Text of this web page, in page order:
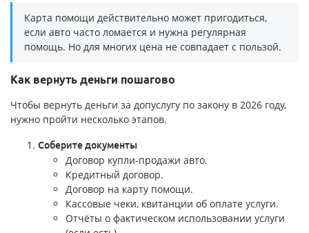
Карта помощи действительно может пригодиться,
если авто часто ломается и нужна регулярная
помощь. Но для многих цена не совпадает с пользой.
Как вернуть деньги пошагово
Чтобы вернуть деньги за допуслугу по закону в 2026 году,
нужно пройти несколько этапов.
Соберите документы
Договор купли-продажи авто.
Кредитный договор.
Договор на карту помощи.
Кассовые чеки, квитанции об оплате услуги.
Отчёты о фактическом использовании услуги